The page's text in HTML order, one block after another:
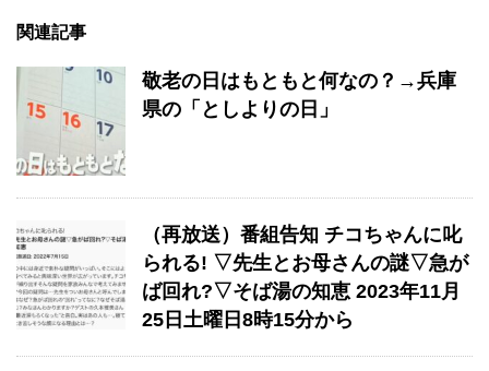
関連記事
敬老の日はもともと何なの？→兵庫
県の「としよりの日」
（再放送）番組告知 チコちゃんに叱
られる! ▽先生とお母さんの謎▽急が
ば回れ?▽そば湯の知恵 2023年11月
25日土曜日8時15分から